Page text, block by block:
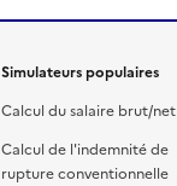
Simulateurs populaires
Calcul du salaire brut/net
Calcul de l'indemnité de
rupture conventionnelle